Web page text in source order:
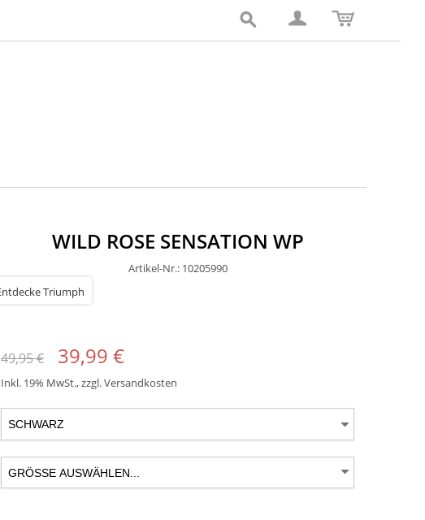
WILD ROSE SENSATION WP
Artikel-Nr.: 10205990
49,95 € 39,99 €
Inkl. 19% MwSt.,zzgl.Versandkosten